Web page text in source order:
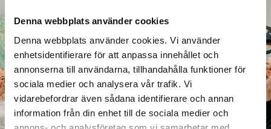
Denna webbplats använder cookies
Denna webbplats använder cookies. Vi använder
enhetsidentifierare för att anpassa innehållet och
annonserna till användarna, tillhandahålla funktioner för
sociala medier och analysera vår trafik. Vi
vidarebefordrar även sådana identifierare och annan
information från din enhet till de sociala medier och